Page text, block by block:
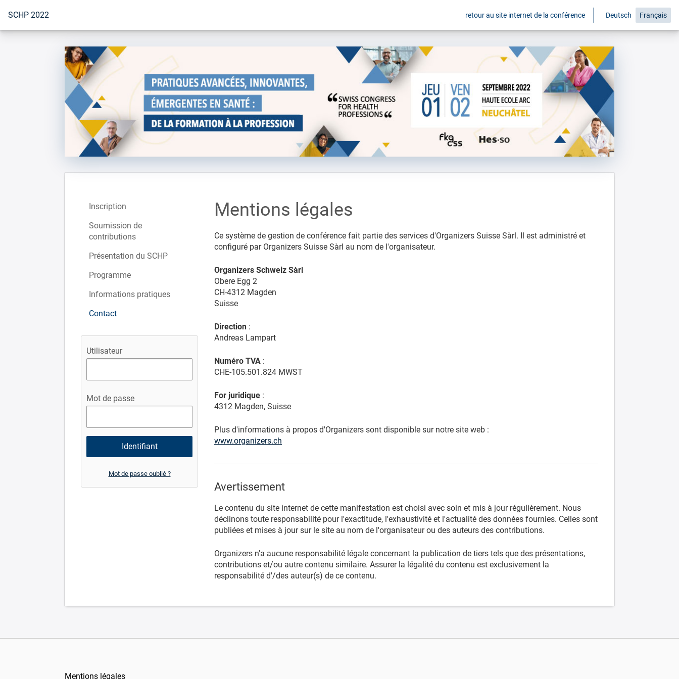
Vers la page d'accueil
SCHP 2022 retour au site internet de la conférence Deutsch Français
Inscription
Soumission de
contributions
Présentation du SCHP
Programme
Informations pratiques
Contact
Utilisateur
Mot de passe
Mot de passe oublié ?
Mentions légales
Ce système de gestion de conférence fait partie des services d'Organizers Suisse Sàrl. Il est administré et
configuré par Organizers Suisse Sàrl au nom de l'organisateur.
Organizers Schweiz Sàrl
Obere Egg 2
CH-4312 Magden
Suisse
Direction :
Andreas Lampart
Numéro TVA :
CHE-105.501.824 MWST
For juridique :
4312 Magden, Suisse
Plus d'informations à propos d'Organizers sont disponible sur notre site web :
www.organizers.ch
Avertissement
Le contenu du site internet de cette manifestation est choisi avec soin et mis à jour régulièrement. Nous
déclinons toute responsabilité pour l'exactitude, l'exhaustivité et l'actualité des données fournies. Celles sont
publiées et mises à jour sur le site au nom de l'organisateur ou des auteurs des contributions.
Organizers n'a aucune responsabilité légale concernant la publication de tiers tels que des présentations,
contributions et/ou autre contenu similaire. Assurer la légalité du contenu est exclusivement la
responsabilité d'/des auteur(s) de ce contenu.
Mentions légales